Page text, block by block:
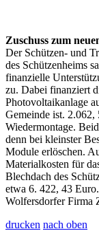
Zuschuss zum
Der Schützen- und
des Schützenheims
finanzielle
zu. Dabei finanziert
Photovoltaikanlage
Gemeinde ist.
Wiedermontage.
denn bei kleinster
Module erlöschen.
Materialkosten für
Blechdach des
etwa 6. 422, 43
Wolfersdorfer Firma
drucken nach oben